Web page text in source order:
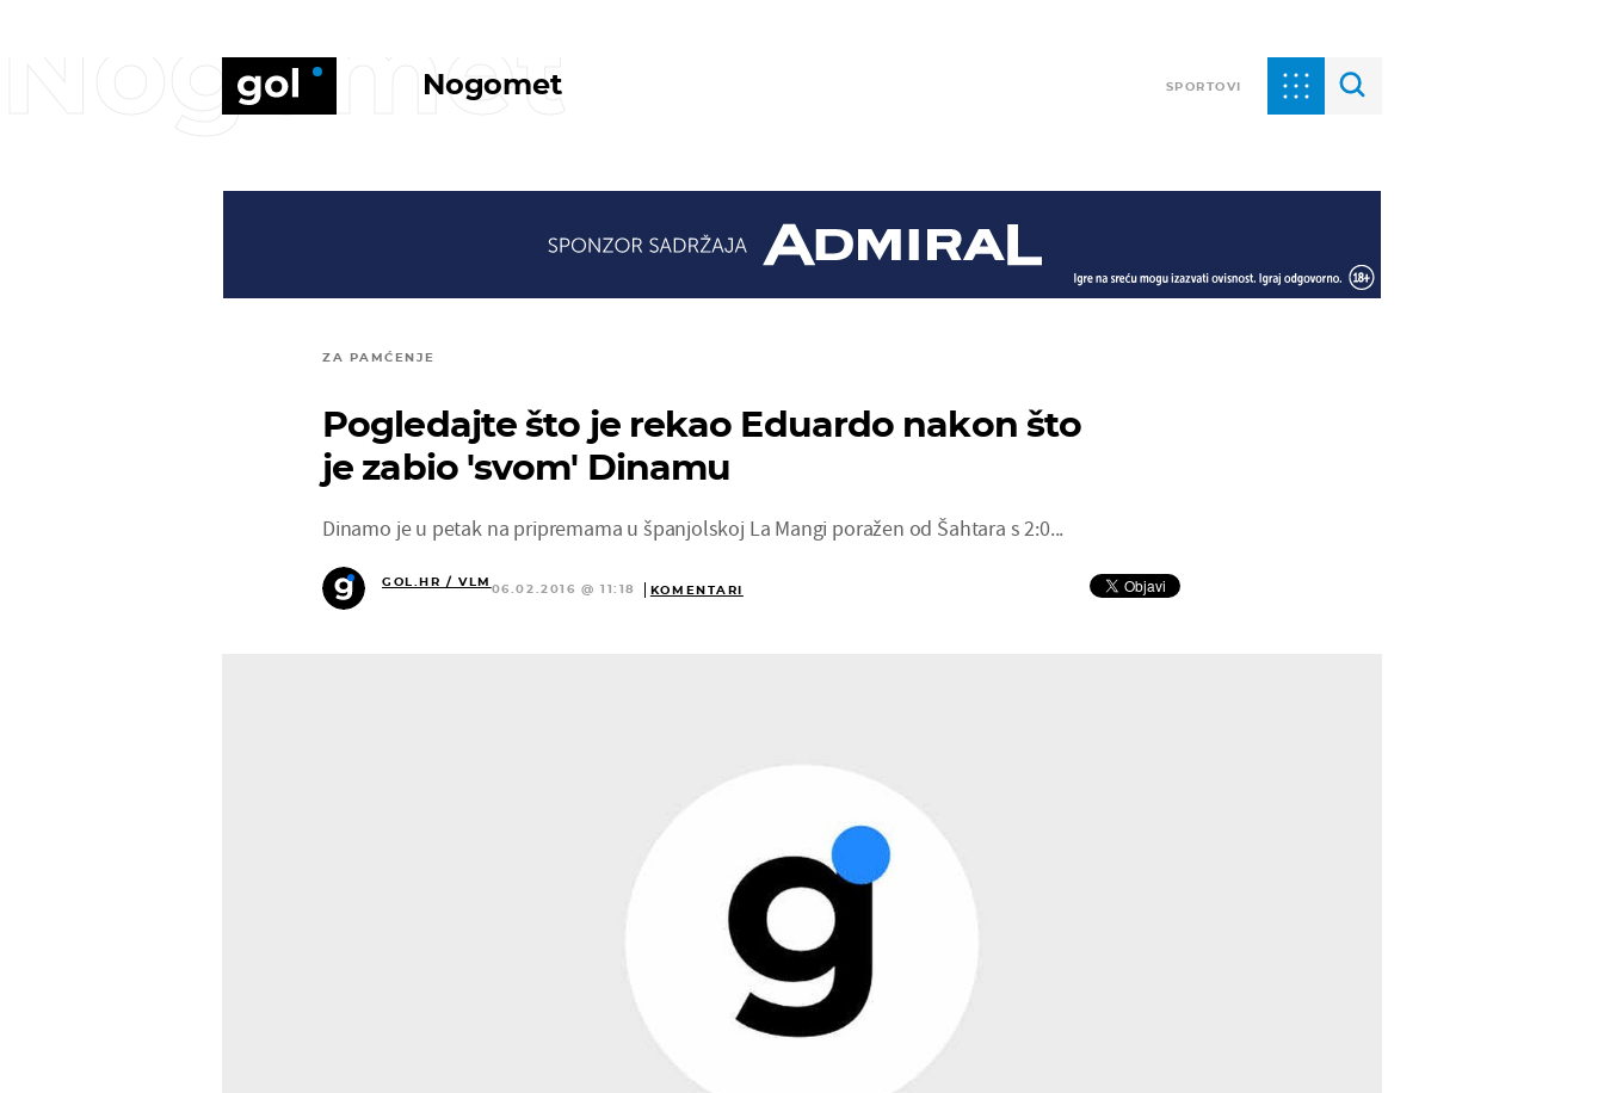
Nogomet SPORTOVI
Nogomet
ZA PAMĆENJE
Pogledajte što je rekao Eduardo nakon što
je zabio 'svom' Dinamu
Dinamo je u petak na pripremama u španjolskoj La Mangi poražen od Šahtara s 2:0...
GOL.HR / VLM
06.02.2016 @ 11:18 KOMENTARI